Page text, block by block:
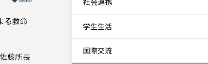
る救命
藤所長
学生生活
国際交流